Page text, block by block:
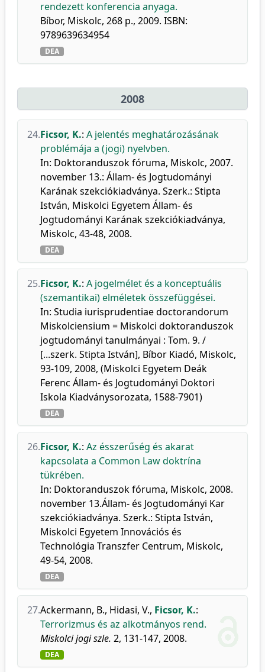
rendezett konferencia anyaga.
Bíbor, Miskolc, 268 p., 2009. ISBN:
9789639634954
DEA
2008
24.Ficsor, K.: A jelentés meghatározásának
problémája a (jogi) nyelvben.
In: Doktoranduszok fóruma, Miskolc, 2007.
november 13.: Állam- és Jogtudományi
Karának szekciókiadványa. Szerk.: Stipta
István, Miskolci Egyetem Állam- és
Jogtudományi Karának szekciókiadványa,
Miskolc, 43-48, 2008.
DEA
25.Ficsor, K.: A jogelmélet és a konceptuális
(szemantikai) elméletek összefüggései.
In: Studia iurisprudentiae doctorandorum
Miskolciensium = Miskolci doktoranduszok
jogtudományi tanulmányai : Tom. 9. /
[...szerk. Stipta István], Bíbor Kiadó, Miskolc,
93-109, 2008, (Miskolci Egyetem Deák
Ferenc Állam- és Jogtudományi Doktori
Iskola Kiadványsorozata, 1588-7901)
DEA
26.Ficsor, K.: Az ésszerűség és akarat
kapcsolata a Common Law doktrína
tükrében.
In: Doktoranduszok fóruma, Miskolc, 2008.
november 13.Állam- és Jogtudományi Kar
szekciókiadványa. Szerk.: Stipta István,
Miskolci Egyetem Innovációs és
Technológia Transzfer Centrum, Miskolc,
49-54, 2008.
DEA
27.Ackermann, B., Hidasi, V., Ficsor, K.:
Terrorizmus és az alkotmányos rend.
Miskolci jogi szle. 2, 131-147, 2008.
DEA